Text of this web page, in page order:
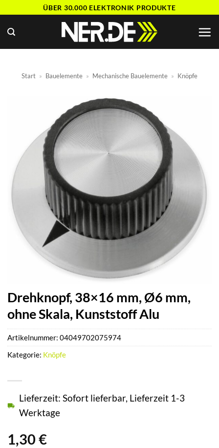
springen
ÜBER 30.000 ELEKTRONIK PRODUKTE
Start » Bauelemente » Mechanische Bauelemente » Knöpfe
Drehknopf, 38×16 mm, Ø6 mm,
ohne Skala, Kunststoff Alu
1,30 €
Lieferzeit: Sofort lieferbar, Lieferzeit 1-3
Werktage
Artikelnummer: 04049702075974
Kategorie: Knöpfe